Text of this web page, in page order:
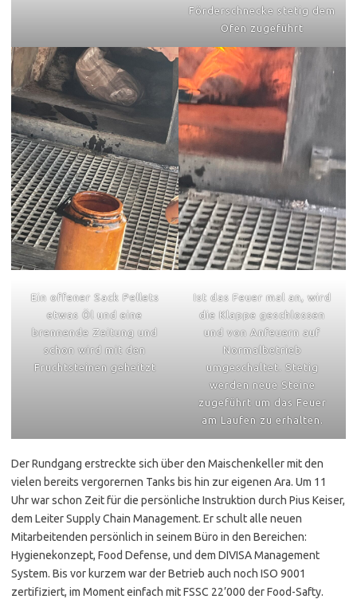
Förderschnecke stetig dem
Ofen zugeführt
Ein offener Sack Pellets
etwas Öl und eine
brennende Zeitung und
schon wird mit den
Fruchtsteinen geheitzt
Ist das Feuer mal an, wird
die Klappe geschlossen
und von Anfeuern auf
Normalbetrieb
umgeschaltet. Stetig
werden neue Steine
zugeführt um das Feuer
am Laufen zu erhalten.
Der Rundgang erstreckte sich über den Maischenkeller mit den
vielen bereits vergorernen Tanks bis hin zur eigenen Ara. Um 11
Uhr war schon Zeit für die persönliche Instruktion durch Pius Keiser,
dem Leiter Supply Chain Management. Er schult alle neuen
Mitarbeitenden persönlich in seinem Büro in den Bereichen:
Hygienekonzept, Food Defense, und dem DIVISA Management
System. Bis vor kurzem war der Betrieb auch noch ISO 9001
zertifiziert, im Moment einfach mit FSSC 22’000 der Food-Safty.